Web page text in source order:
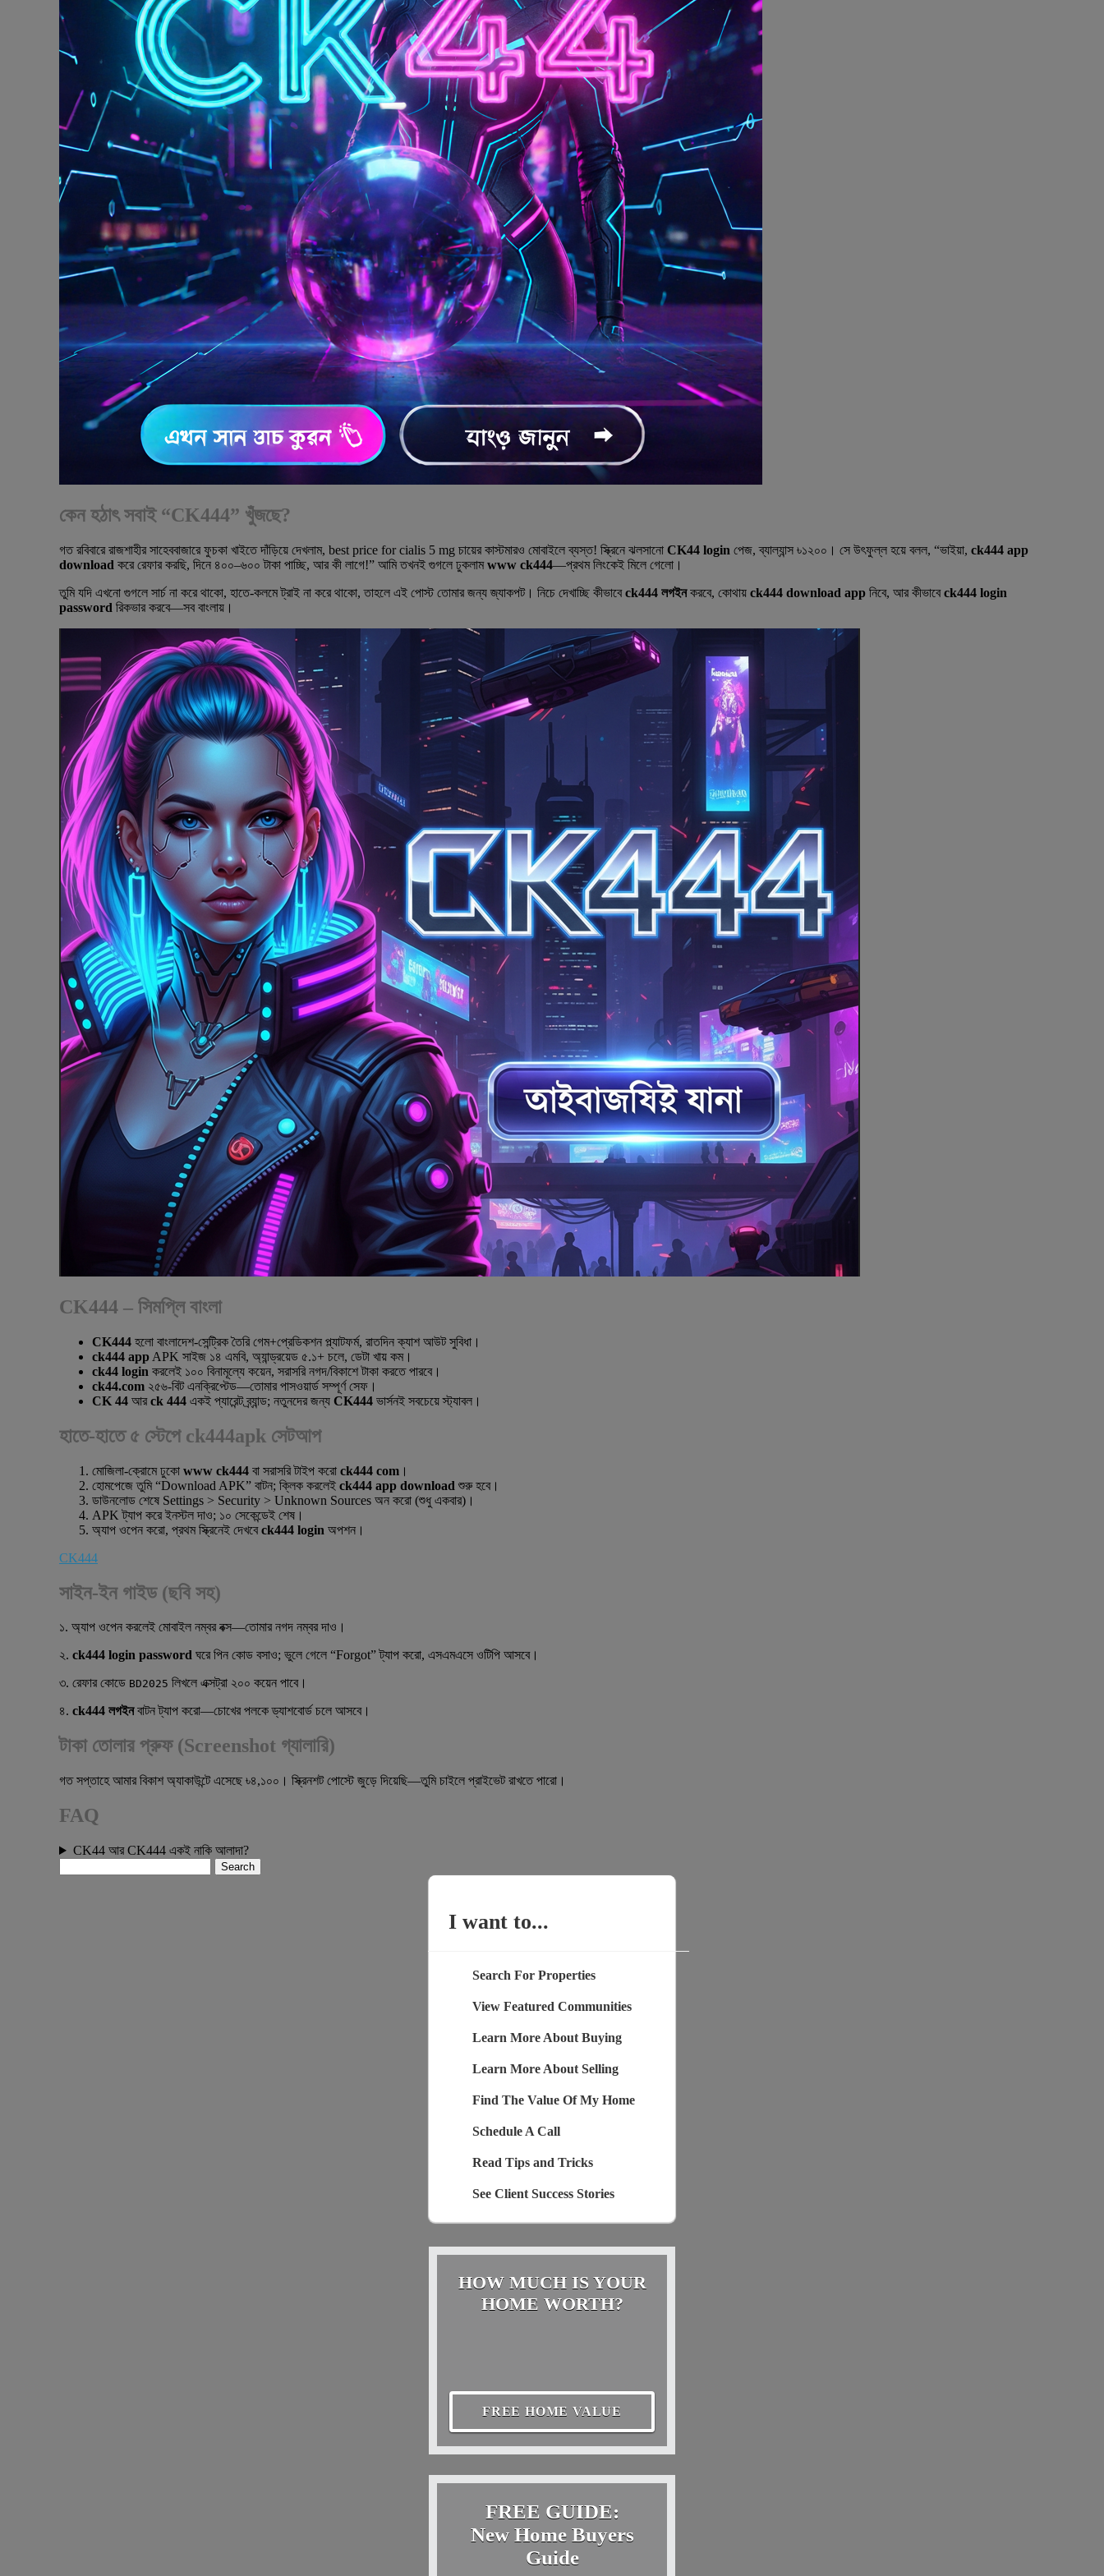
কেন হঠাৎ সবাই “CK444” খুঁজছে?
গত রবিবারে রাজশাহীর সাহেববাজারে ফুচকা খাইতে দাঁড়িয়ে দেখলাম, best price for cialis 5 mg চায়ের কাস্টমারও মোবাইলে ব্যস্ত! স্ক্রিনে ঝলসানো CK44 login পেজ, ব্যাল্যান্স ৳১২০০। সে উৎফুল্ল হয়ে বলল, “ভাইয়া, ck444 app
download করে রেফার করছি, দিনে ৪০০–৬০০ টাকা পাচ্ছি, আর কী লাগে!” আমি তখনই গুগলে ঢুকলামwww ck444—প্রথম লিংকেই মিলে গেলো।
তুমি যদি এখনো গুগলে সার্চ না করে থাকো, হাতে-কলমে ট্রাই না করে থাকো, তাহলে এই পোস্ট তোমার জন্য জ্যাকপট। নিচে দেখাচ্ছি কীভাবেck444 লগইনকরবে, কোথায় ck444 download app নিবে, আর কীভাবেck444 login
password রিকভার করবে—সব বাংলায়।
CK444 – সিমপ্লি বাংলা
CK444 হলো বাংলাদেশ-সেন্ট্রিক তৈরি গেম+প্রেডিকশন প্ল্যাটফর্ম, রাতদিন ক্যাশ আউট সুবিধা।
ck444 app APK সাইজ ১৪ এমবি, অ্যান্ড্রয়েড ৫.১+ চলে, ডেটা খায় কম।
ck44 login করলেই ১০০ বিনামূল্যে কয়েন, সরাসরি নগদ/বিকাশে টাকা করতে পারবে।
ck44.com ২৫৬-বিট এনক্রিপ্টেড—তোমার পাসওয়ার্ড সম্পূর্ণ সেফ।
CK 44 আরck 444 একই প্যারেন্ট ব্র্যান্ড; নতুনদের জন্য CK444 ভার্সনই সবচেয়ে স্ট্যাবল।
হাতে-হাতে ৫ স্টেপে ck444apk সেটআপ
মোজিলা-ক্রোমে ঢুকো www ck444 বা সরাসরি টাইপ করো ck444 com ।
হোমপেজে তুমি “Download APK” বাটন; ক্লিক করলেই ck444 app download শুরু হবে।
ডাউনলোড শেষে Settings > Security > Unknown Sources অন করো (শুধু একবার)।
APK ট্যাপ করে ইনস্টল দাও; ১০ সেকেন্ডেই শেষ।
অ্যাপ ওপেন করো, প্রথম স্ক্রিনেই দেখবেck444 login অপশন।
CK444
সাইন-ইন গাইড (ছবি সহ)
১. অ্যাপ ওপেন করলেই মোবাইল নম্বর বক্স—তোমার নগদ নম্বর দাও।
২. ck444 login password ঘরে পিন কোড বসাও; ভুলে গেলে “Forgot” ট্যাপ করো, এসএমএসে ওটিপি আসবে।
৩. রেফার কোডে BD2025 লিখলে এক্সট্রা ২০০ কয়েন পাবে।
৪. ck444 লগইনবাটন ট্যাপ করো—চোখের পলকে ড্যাশবোর্ড চলে আসবে।
টাকা তোলার প্রুফ (Screenshot গ্যালারি)
গত সপ্তাহে আমার বিকাশ অ্যাকাউন্টে এসেছে ৳৪,১০০। স্ক্রিনশট পোস্টে জুড়ে দিয়েছি—তুমি চাইলে প্রাইভেট রাখতে পারো।
FAQ
CK44 আর CK444 একই নাকি আলাদা?
for:
I want to...
Search For Properties
View Featured Communities
Learn More About Buying
Learn More About Selling
Find The Value Of My Home
Schedule A Call
Read Tips and Tricks
See Client Success Stories
HOW MUCH IS YOUR
HOME WORTH?
FREE HOME VALUE
FREE GUIDE:
New Home Buyers
Guide